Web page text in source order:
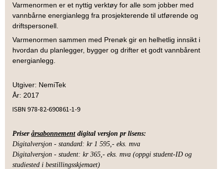
Varmenormen er et nyttig verktøy for alle som jobber med
vannbårne energianlegg fra prosjekterende til utførende og
driftspersonell.
Varmenormen sammen med Prenøk gir en helhetlig innsikt i
hvordan du planlegger, bygger og drifter et godt vannbårent
energianlegg.
Utgiver: NemiTek
År: 2017
ISBN 978-82-690861-1-9
Priser årsabonnementdigital versjon pr lisens:
Digitalversjon - standard: kr 1 595,- eks. mva
Digitalversjon - student: kr 365,- eks. mva (oppgi student-ID og
studiested i bestillingsskjemaet)